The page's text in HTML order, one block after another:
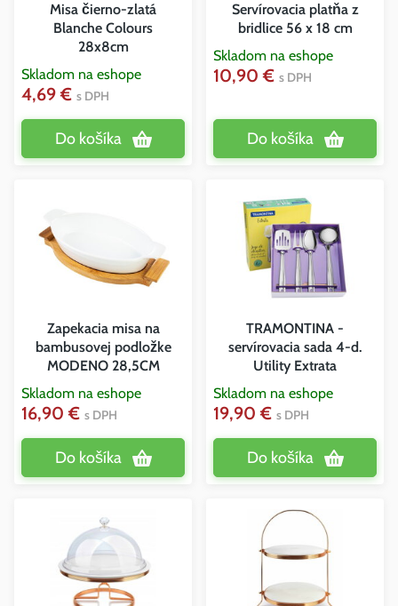
Misa čierno-zlatá
Blanche Colours
28x8cm
Skladom na eshope
4,69 € s DPH
Do košíka
Servírovacia platňa z
bridlice 56 x 18 cm
Skladom na eshope
10,90 € s DPH
Do košíka
Zapekacia misa na
bambusovej podložke
MODENO 28,5CM
Skladom na eshope
16,90 € s DPH
Do košíka
TRAMONTINA -
servírovacia sada 4-d.
Utility Extrata
Skladom na eshope
19,90 € s DPH
Do košíka